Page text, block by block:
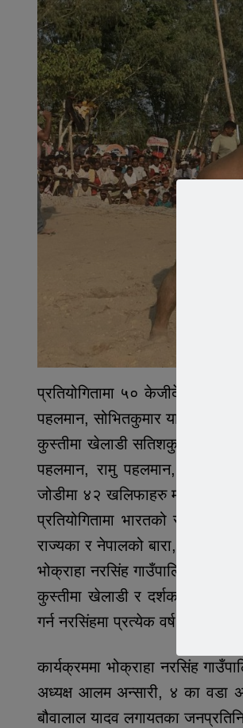
प्रतियोगितामा ५० केजीदेखी १२०
पहलमान, सोभितकुमार यादव
कुस्तीमा खेलाडी सतिशकुमार यादव,
पहलमान, रामु पहलमान, सोनु
जोडीमा ४२ खलिफाहरु मध्ये
प्रतियोगितामा भारतको
राज्यका र नेपालको बारा, पर्सा,
भोक्राहा नरसिंह गाउँपालिकाकाे
कुस्तीमा खेलाडी र दर्शक दुवै
गर्न नरसिंहमा प्रत्येक वर्ष गर्दै
कार्यक्रममा भोक्राहा नरसिंह
अध्यक्ष आलम अन्सारी, ४ का वडा
बौवालाल यादव लगायतका